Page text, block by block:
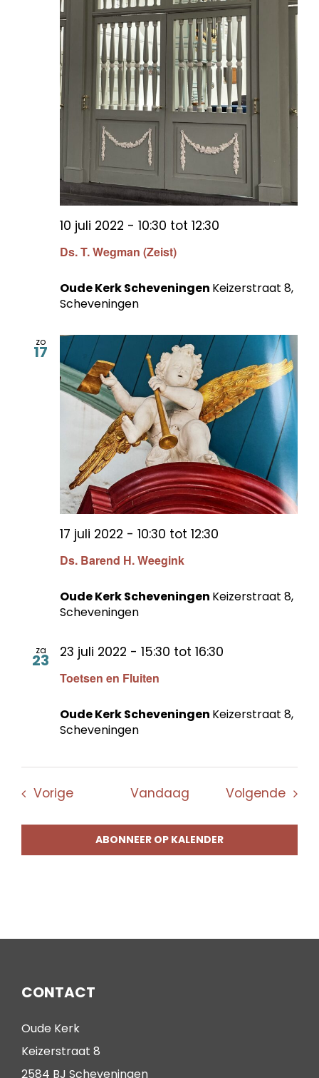
Ds. T. Wegman (Zeist)
10 juli 2022 - 10:30 tot 12:30
Oude Kerk Scheveningen Keizerstraat 8,
Scheveningen
zo
17
Ds. Barend H. Weegink
17 juli 2022 - 10:30 tot 12:30
Oude Kerk Scheveningen Keizerstraat 8,
Scheveningen
za
23
Toetsen en Fluiten
23 juli 2022 - 15:30 tot 16:30
Oude Kerk Scheveningen Keizerstraat 8,
Scheveningen
VorigeEvenementenVandaag Volgende
ABONNEER OP KALENDER
CONTACT
Oude Kerk
Keizerstraat 8
2584 BJ Scheveningen